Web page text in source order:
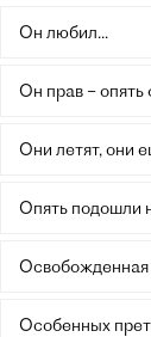
Он любил...
Он прав – опять
Они летят, они
Опять подошли
Освобожденная
Особенных